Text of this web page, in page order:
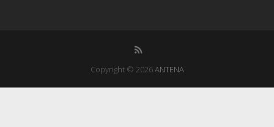
Copyright © 2026ANTENA